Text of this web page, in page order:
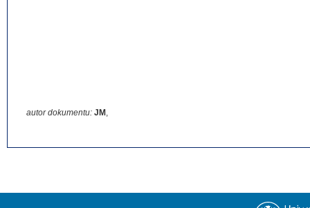
autor dokumentu: JM ,